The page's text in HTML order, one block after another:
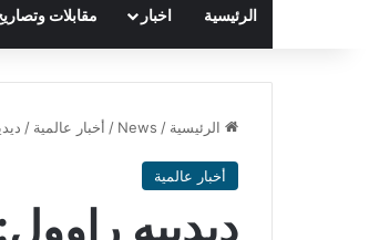
الرئيسية اخبار مقابلات
الرئيسية /
News
/ أخبار عالمية /
أخبار عالمية
ديدييه